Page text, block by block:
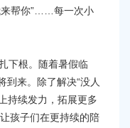
来帮你”……每一次小
根。随着暑假临
到来。除了解决“没人
持续发力，拓展更多
孩子们在更持续的陪